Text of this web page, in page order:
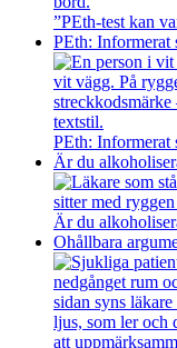
”PEth-test kan
PEth: Informerat
PEth: Informerat
Är du
Är du
Ohållbara